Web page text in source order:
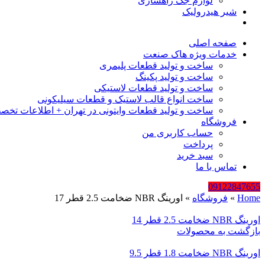
شیر هیدرولیک
صفحه اصلی
خدمات ویژه هاک صنعت
ساخت و تولید قطعات پلیمری
ساخت و تولید پکینگ
ساخت و تولید قطعات لاستیکی
ساخت انواع قالب لاستیک و قطعات سیلیکونی
ساخت و تولید قطعات وایتونی در تهران + اطلاعات
فروشگاه
حساب کاربری من
پرداخت
سبد خرید
تماس با ما
09122847655
Home
» فروشگاه » اورینگ NBR ضخامت 2.5 قطر 17
اورینگ NBR ضخامت 2.5 قطر 14
بازگشت به محصولات
اورینگ NBR ضخامت 1.8 قطر 9.5